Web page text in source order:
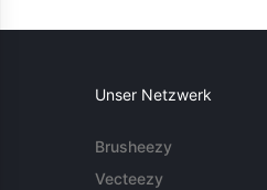
Unser Netzwerk
Brusheezy
Vecteezy